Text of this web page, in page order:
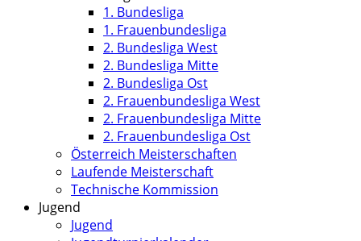
1. Bundesliga
1. Frauenbundesliga
2. Bundesliga West
2. Bundesliga Mitte
2. Bundesliga Ost
2. Frauenbundesliga West
2. Frauenbundesliga Mitte
2. Frauenbundesliga Ost
Österreich Meisterschaften
Laufende Meisterschaft
Technische Kommission
Jugend
Jugend